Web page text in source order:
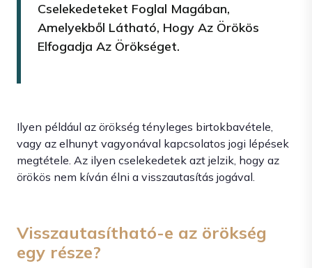
Cselekedeteket Foglal Magában,
Amelyekből Látható, Hogy Az Örökös
Elfogadja Az Örökséget.
Ilyen például az örökség tényleges birtokbavétele,
vagy az elhunyt vagyonával kapcsolatos jogi lépések
megtétele. Az ilyen cselekedetek azt jelzik, hogy az
örökös nem kíván élni a visszautasítás jogával.
Visszautasítható-e az örökség
egy része?